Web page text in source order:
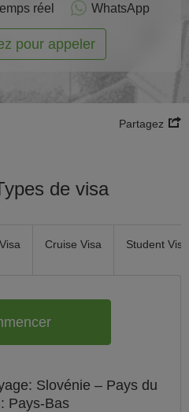
réel WhatsApp
pour appeler
Partagez
de visa
Cruise Visa Student Visa
Slovénie – Pays du
Pays-Bas